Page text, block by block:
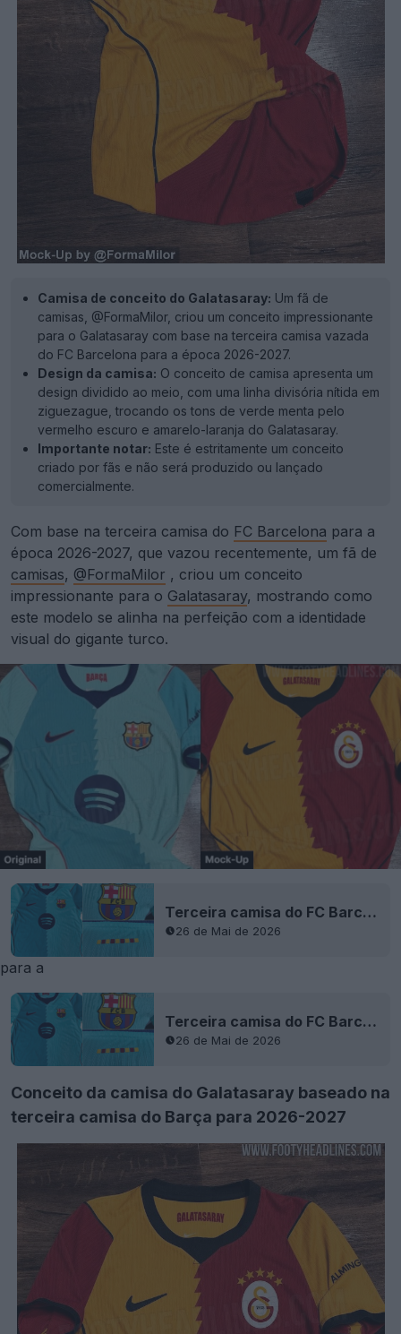
Camisa de conceito do Galatasaray: Um fã de
camisas, @FormaMilor, criou um conceito impressionante
para o Galatasaray com base na terceira camisa vazada
do FC Barcelona para a época 2026-2027.
Design da camisa: O conceito de camisa apresenta um
design dividido ao meio, com uma linha divisória nítida em
ziguezague, trocando os tons de verde menta pelo
vermelho escuro e amarelo-laranja do Galatasaray.
Importante notar: Este é estritamente um conceito
criado por fãs e não será produzido ou lançado
comercialmente.
Com base na terceira camisa do FC Barcelona para a
época 2026-2027, que vazou recentemente, um fã de
camisas, @FormaMilor , criou um conceito
impressionante para o Galatasaray, mostrando como
este modelo se alinha na perfeição com a identidade
visual do gigante turco.
Terceira camisa do FC Barcelona 2026-27 vazou - 9 novas fotos
26 de Mai de 2026
para a
Terceira camisa do FC Barcelona 2026-27 vazou - 9 novas fotos
26 de Mai de 2026
Conceito da camisa do Galatasaray baseado na
terceira camisa do Barça para 2026-2027